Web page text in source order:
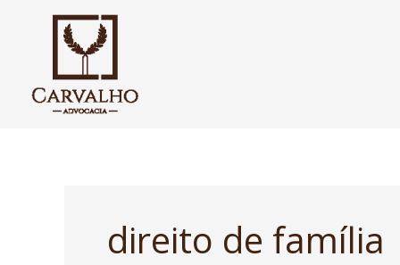
conteúdo
direito de família